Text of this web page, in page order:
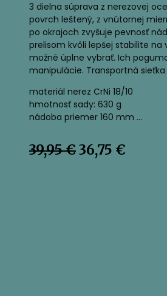
3 dielna súprava z nerezovej
povrch leštený, z vnútornej
po okrajoch zvyšuje pevnosť
prelisom kvôli lepšej stabilite na
možné úplne vybrať. Ich
manipulácie. Transportná
materiál nerez CrNi 18/10
hmotnosť sady: 630 g
nádoba priemer 160 mm …
39,95€Pôvodná
36,75 €